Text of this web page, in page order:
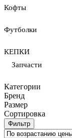
Кофты
Футболки
КЕПКИ
Запчасти
Категории
Бренд
Размер
Сортировка
Фильтр